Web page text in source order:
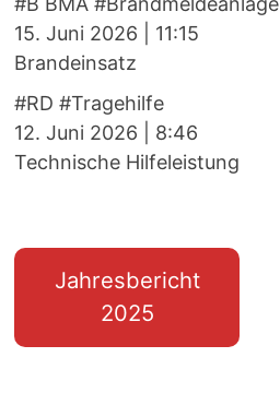
15. Juni 2026
11:15
Brandeinsatz
#RD #Tragehilfe
12. Juni 2026
8:46
Technische Hilfeleistung
Jahresbericht
2025